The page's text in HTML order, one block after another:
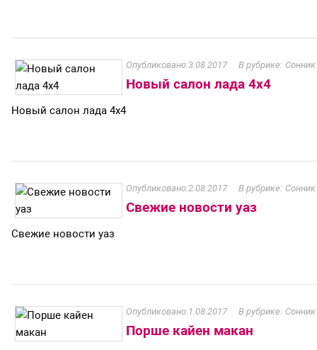
3.08.2017 Сонник
Новый салон лада 4х4
Новый салон лада 4х4
2.08.2017 Сонник
Свежие новости уаз
Свежие новости уаз
1.08.2017 Сонник
Порше кайен макан